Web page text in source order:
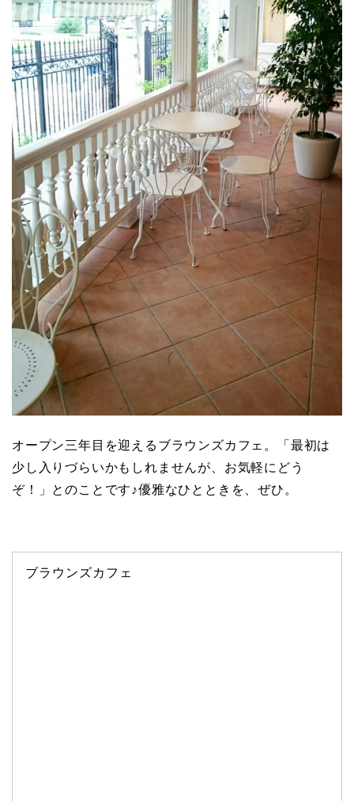
オープン三年目を迎えるブラウンズカフェ。「最初は
少し入りづらいかもしれませんが、お気軽にどう
ぞ！」とのことです♪優雅なひとときを、ぜひ。
ブラウンズカフェ